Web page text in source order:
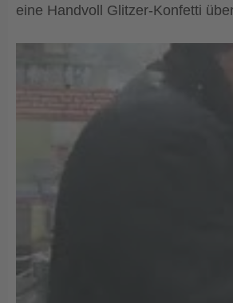
eine Handvoll Glitzer-Konfetti